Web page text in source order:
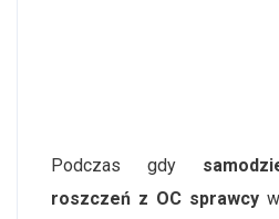
Podczas gdy
roszczeń z OC sprawcy